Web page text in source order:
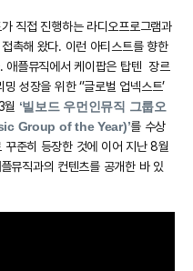
직접 진행하는 라디오프로그램과
촉해 왔다. 이런 아티스트를 향한
애플뮤직에서 케이팝은 탑텐 장르
성장을 위한 ‘’글로벌 업넥스트’
월 ‘빌보드 우먼인뮤직 그룹오
Group of the Year)’를 수상
준히 등장한 것에 이어 지난 8월
뮤직과의 컨텐츠를 공개한 바 있